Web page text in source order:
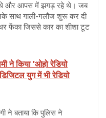
थे और आपस में झगड़ रहे थे। जब
साथ गाली-गलौज शुरू कर दी
फेंका जिससे कार का शीशा टूट
ने किया 'ओहो रेडियो
युग में भी रेडियो
ने बताया कि पुलिस ने